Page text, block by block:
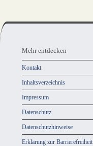
entdecken,
Öffnungszeiten
und
Anschrift
und
Kontakt
Mehr entdecken
Kontakt
Inhaltsverzeichnis
Impressum
Datenschutz
Datenschutzhinweise
Erklärung zur Barrierefreiheit